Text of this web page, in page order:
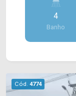
interno, piso
superior: >
03 salas, sendo
Recepção; >
Portão automático. SALÃO LADO
salas com
4
Banho
Cód. 4774